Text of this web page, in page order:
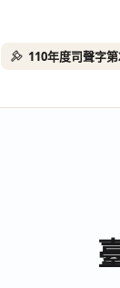
110年度司聲字